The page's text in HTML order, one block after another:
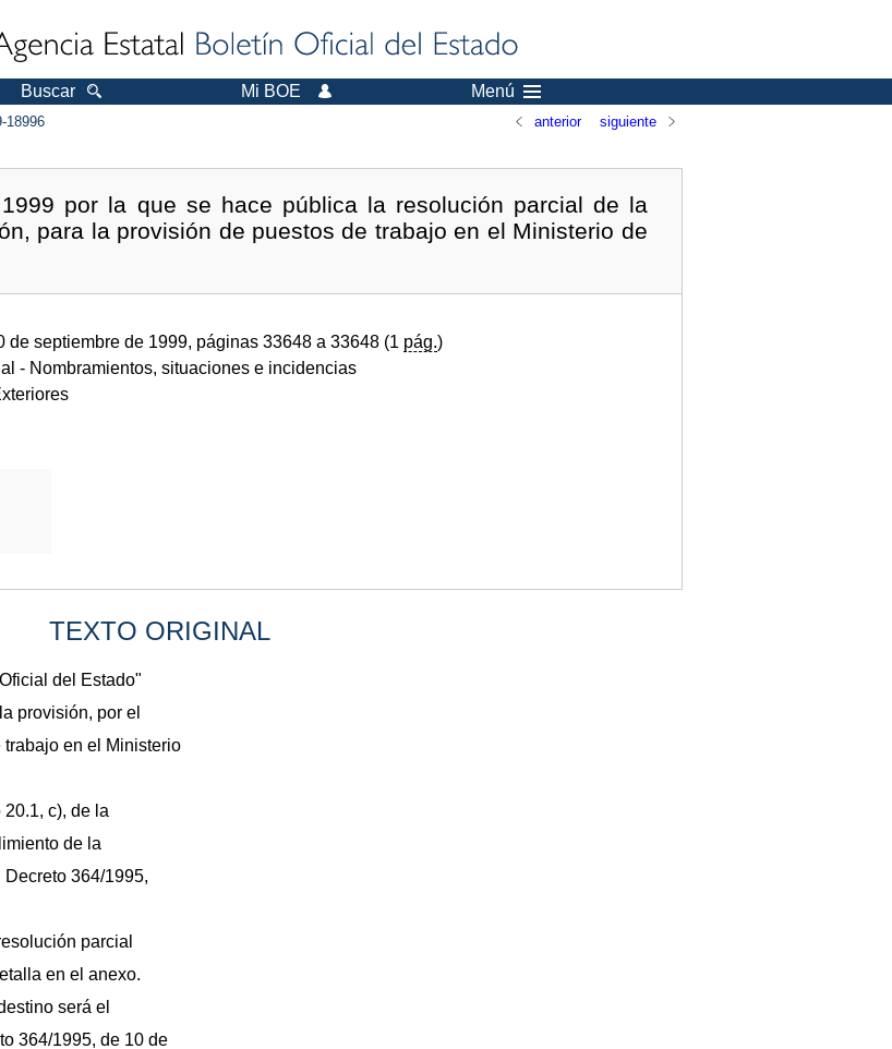
Buscar Mi BOE Menú
18996 anterior siguiente
por la que se hace pública la resolución parcial de la
para la provisión de puestos de trabajo en el Ministerio de
de septiembre de 1999, páginas 33648 a 33648 (1 pág.)
- Nombramientos, situaciones e incidencias
TEXTO ORIGINAL
del Estado"
provisión, por el
en el Ministerio
c), de la
de la
364/1995,
parcial
en el anexo.
será el
364/1995, de 10 de